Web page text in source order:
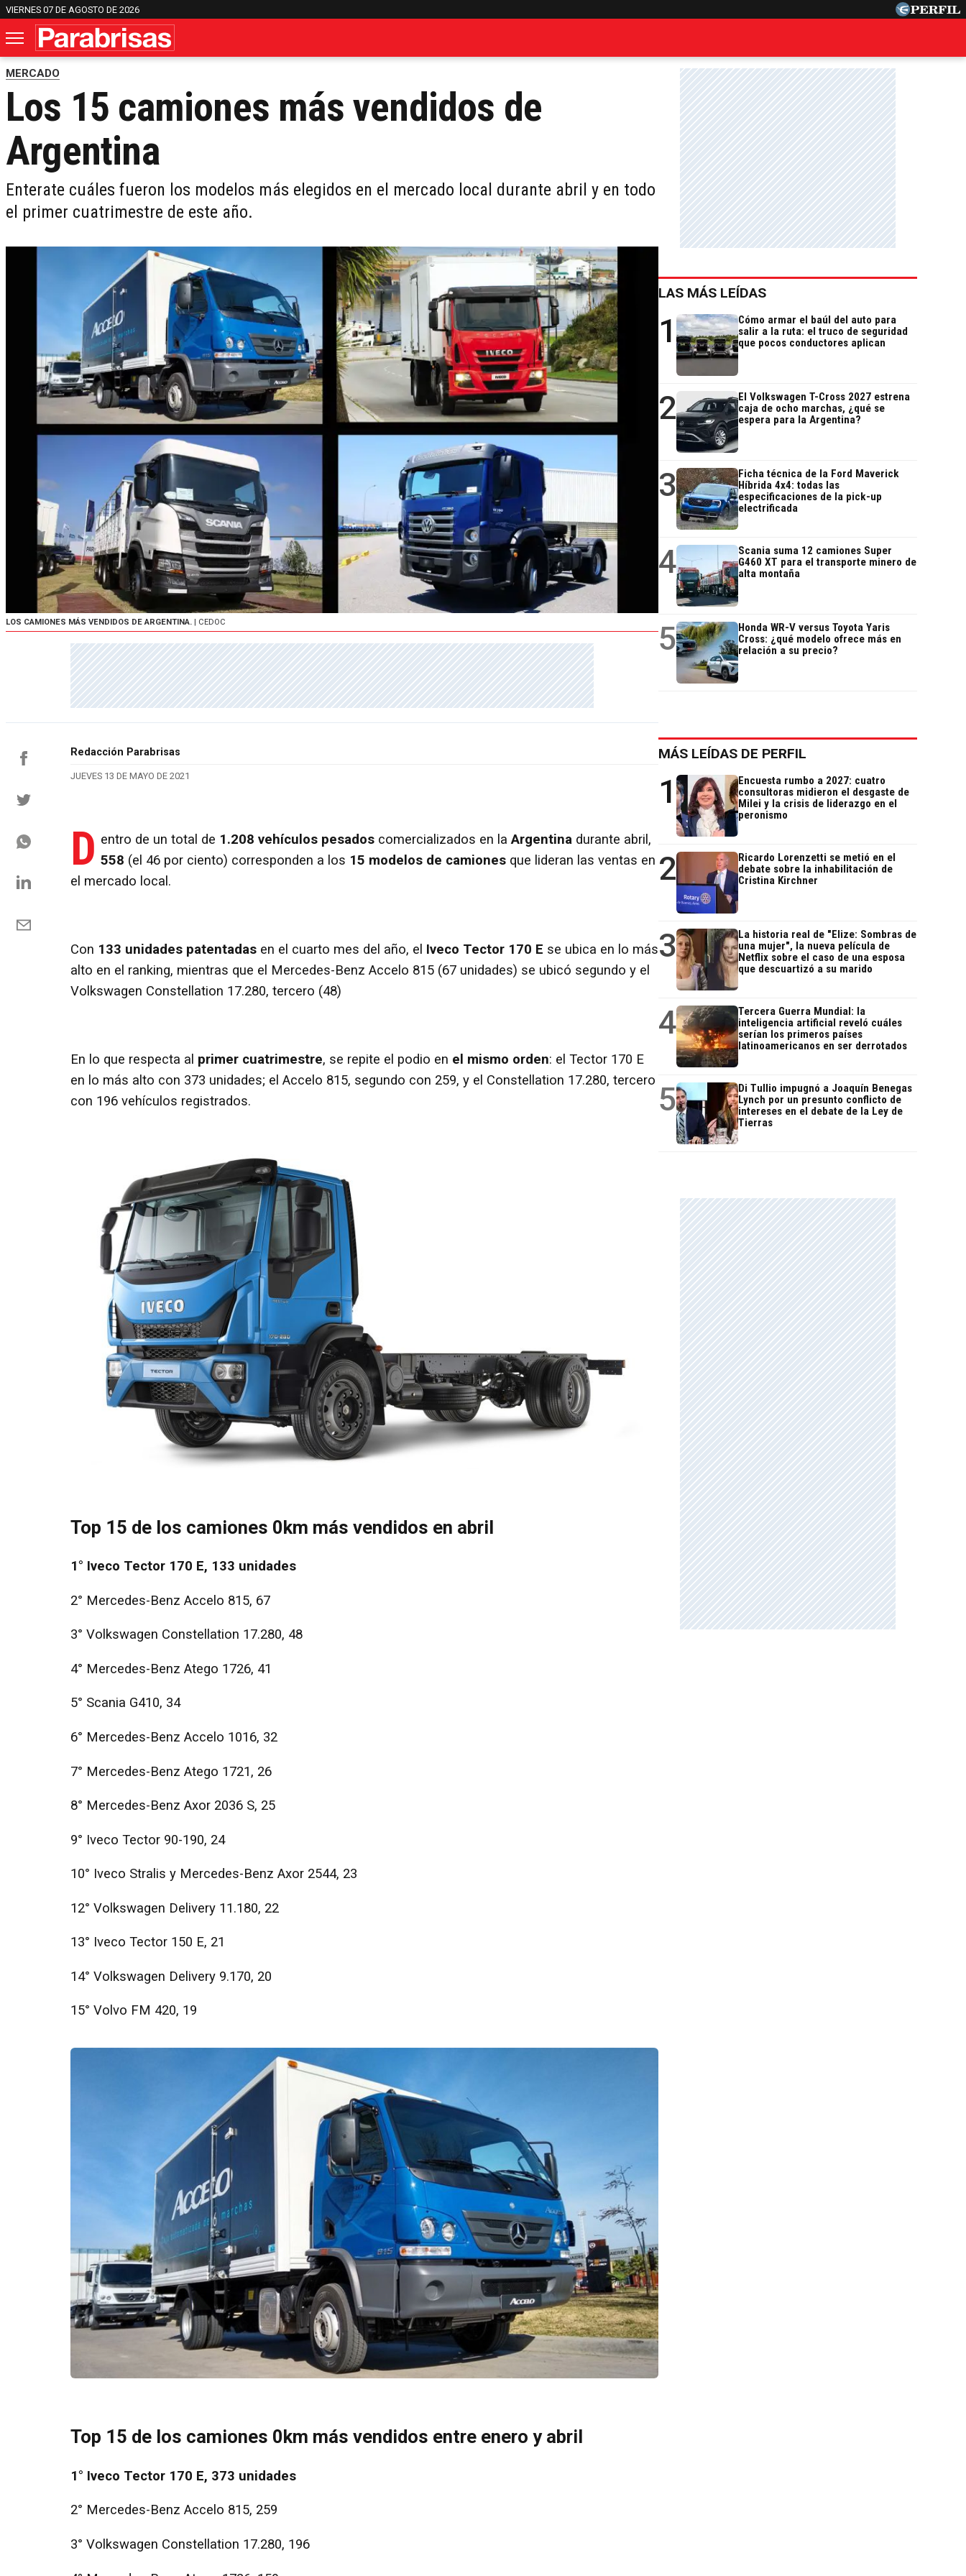
VIERNES 07 DE AGOSTO DE 2026
MERCADO
Los 15 camiones más vendidos de
Argentina
Enterate cuáles fueron los modelos más elegidos en el mercado local durante abril y en todo
el primer cuatrimestre de este año.
LOS CAMIONES MÁS VENDIDOS DE ARGENTINA. | CEDOC
Redacción Parabrisas
JUEVES 13 DE MAYO DE 2021
D entro de un total de 1.208 vehículos pesados comercializados en laArgentina durante abril,
558 (el 46 por ciento) corresponden a los 15 modelos de camiones que lideran las ventas en
el mercado local.
Con 133 unidades patentadas en el cuarto mes del año, el Iveco Tector 170 E se ubica en lo más
alto en el ranking, mientras que el Mercedes-Benz Accelo 815 (67 unidades) se ubicó segundo y el
Volkswagen Constellation 17.280, tercero (48)
En lo que respecta al primer cuatrimestre, se repite el podio en el mismo orden: el Tector 170 E
en lo más alto con 373 unidades; el Accelo 815, segundo con 259, y el Constellation 17.280, tercero
con 196 vehículos registrados.
Top 15 de los camiones 0km más vendidos en abril
1° Iveco Tector 170 E, 133 unidades
2° Mercedes-Benz Accelo 815, 67
3° Volkswagen Constellation 17.280, 48
4° Mercedes-Benz Atego 1726, 41
5° Scania G410, 34
6° Mercedes-Benz Accelo 1016, 32
7° Mercedes-Benz Atego 1721, 26
8° Mercedes-Benz Axor 2036 S, 25
9° Iveco Tector 90-190, 24
10° Iveco Stralis y Mercedes-Benz Axor 2544, 23
12° Volkswagen Delivery 11.180, 22
13° Iveco Tector 150 E, 21
14° Volkswagen Delivery 9.170, 20
15° Volvo FM 420, 19
Top 15 de los camiones 0km más vendidos entre enero y abril
1° Iveco Tector 170 E, 373 unidades
2° Mercedes-Benz Accelo 815, 259
3° Volkswagen Constellation 17.280, 196
LAS MÁS LEÍDAS
1
Cómo armar el baúl del auto para
salir a la ruta: el truco de seguridad
que pocos conductores aplican
2
El Volkswagen T-Cross 2027 estrena
caja de ocho marchas, ¿qué se
espera para la Argentina?
3
Ficha técnica de la Ford Maverick
Híbrida 4x4: todas las
especificaciones de la pick-up
electrificada
4
Scania suma 12 camiones Super
G460 XT para el transporte minero de
alta montaña
5
Honda WR-V versus Toyota Yaris
Cross: ¿qué modelo ofrece más en
relación a su precio?
MÁS LEÍDAS DE PERFIL
1
Encuesta rumbo a 2027: cuatro
consultoras midieron el desgaste de
Milei y la crisis de liderazgo en el
peronismo
2
Ricardo Lorenzetti se metió en el
debate sobre la inhabilitación de
Cristina Kirchner
3
La historia real de "Elize: Sombras de
una mujer", la nueva película de
Netflix sobre el caso de una esposa
que descuartizó a su marido
4
Tercera Guerra Mundial: la
inteligencia artificial reveló cuáles
serían los primeros países
latinoamericanos en ser derrotados
5
Di Tullio impugnó a Joaquín Benegas
Lynch por un presunto conflicto de
intereses en el debate de la Ley de
Tierras